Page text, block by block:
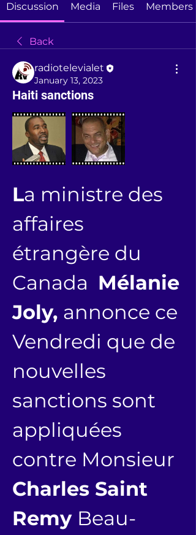
Discussion Media Files Members
Back
radiotelevialet
January 13, 2023
Haiti sanctions
La ministre des
affaires
étrangère du
Canada Mélanie
Joly, annonce ce
Vendredi que de
nouvelles
sanctions sont
appliquées
Charles Saint
Remy Beau-